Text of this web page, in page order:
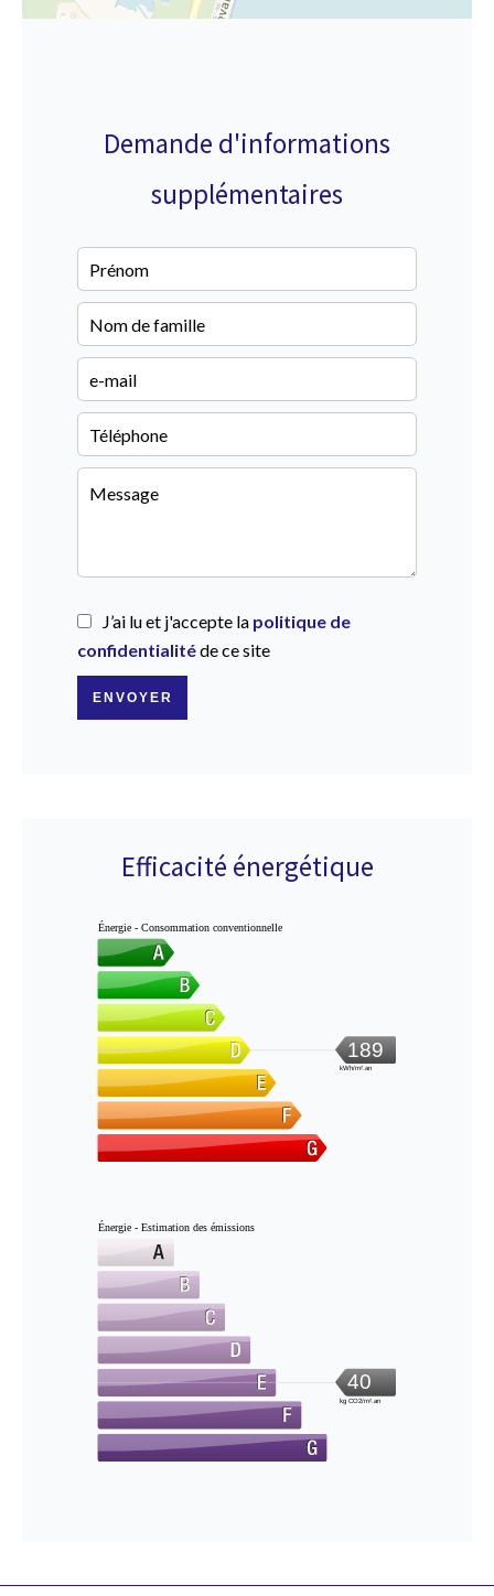
Demande d'informations
supplémentaires
J’ai lu et j'accepte la politique de
confidentialitéde ce site
ENVOYER
Efficacité énergétique
Énergie - Consommation conventionnelle
189
kWh/m².an
Énergie - Estimation des émissions
40
kg CO2/m².an